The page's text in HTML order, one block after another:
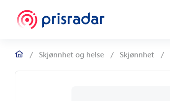
/ Skjønnhet og helse / Skjønnhet /